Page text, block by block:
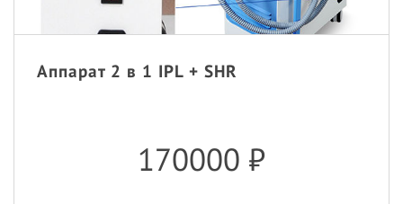
Аппарат 2 в 1 IPL + SHR
170000 ₽